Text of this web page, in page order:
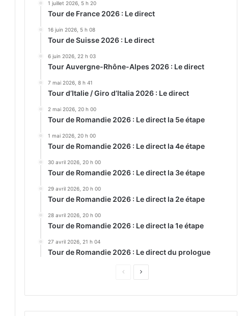
1 juillet 2026, 5 h 20
Tour de France 2026 : Le direct
16 juin 2026, 5 h 08
Tour de Suisse 2026 : Le direct
6 juin 2026, 22 h 03
Tour Auvergne-Rhône-Alpes 2026 : Le direct
7 mai 2026, 8 h 41
Tour d’Italie / Giro d’Italia 2026 : Le direct
2 mai 2026, 20 h 00
Tour de Romandie 2026 : Le direct la 5e étape
1 mai 2026, 20 h 00
Tour de Romandie 2026 : Le direct la 4e étape
30 avril 2026, 20 h 00
Tour de Romandie 2026 : Le direct la 3e étape
29 avril 2026, 20 h 00
Tour de Romandie 2026 : Le direct la 2e étape
28 avril 2026, 20 h 00
Tour de Romandie 2026 : Le direct la 1e étape
27 avril 2026, 21 h 04
Tour de Romandie 2026 : Le direct du prologue
Page
Page